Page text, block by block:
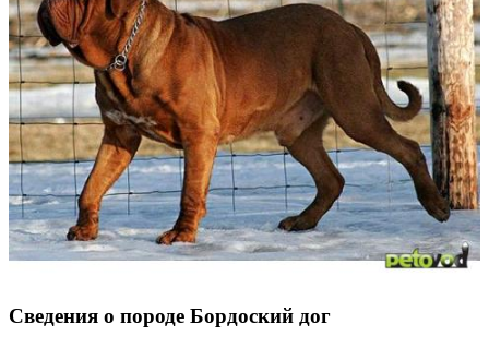
Сведения о породе Бордоский дог